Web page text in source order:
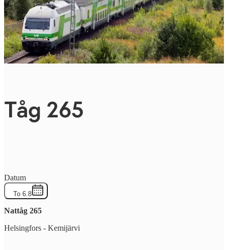
Tåg 265
Datum
To 6.8
Nattåg 265
Helsingfors - Kemijärvi